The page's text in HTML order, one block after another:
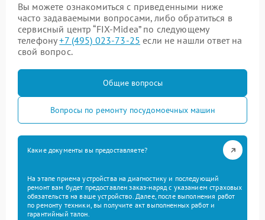
Вы можете ознакомиться с приведенными ниже
часто задаваемыми вопросами, либо обратиться в
сервисный центр “FIX-Midea” по следующему
телефону+7 (495) 023-73-25 если не нашли ответ на
свой вопрос.
Общие вопросы
Вопросы по ремонту посудомоечных машин
Какие документы вы предоставляете?
На этапе приема устройства на диагностику и последующий
ремонт вам будет предоставлен заказ-наряд с указанием страховых
обязательств на ваше устройство. Далее, после выполнения работ
по ремонту техники, вы получите акт выполненных работ и
гарантийный талон.